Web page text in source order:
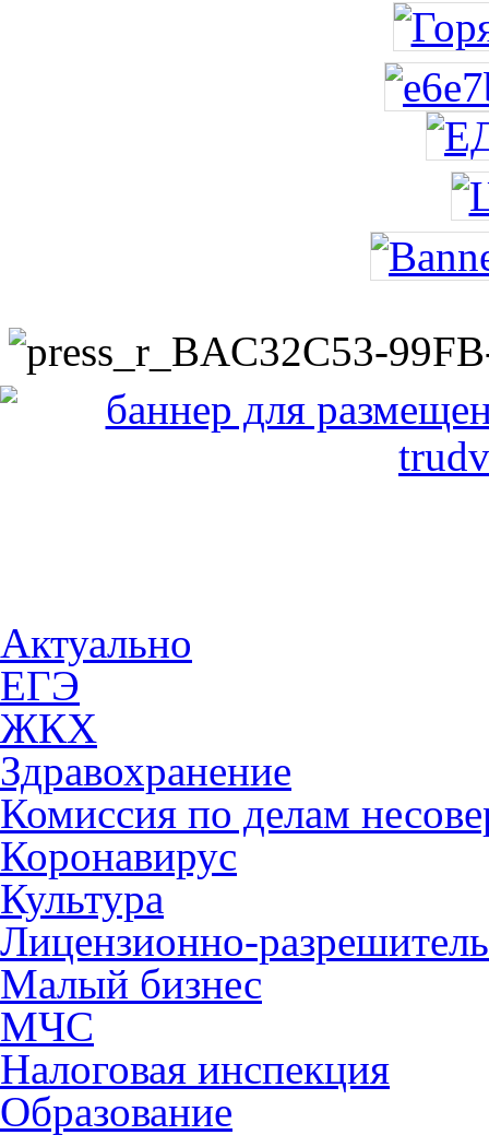
Актуально
ЕГЭ
ЖКХ
Здравохранение
Комиссия по делам
Коронавирус
Культура
Лицензионно-
Малый бизнес
МЧС
Налоговая инспекция
Образование